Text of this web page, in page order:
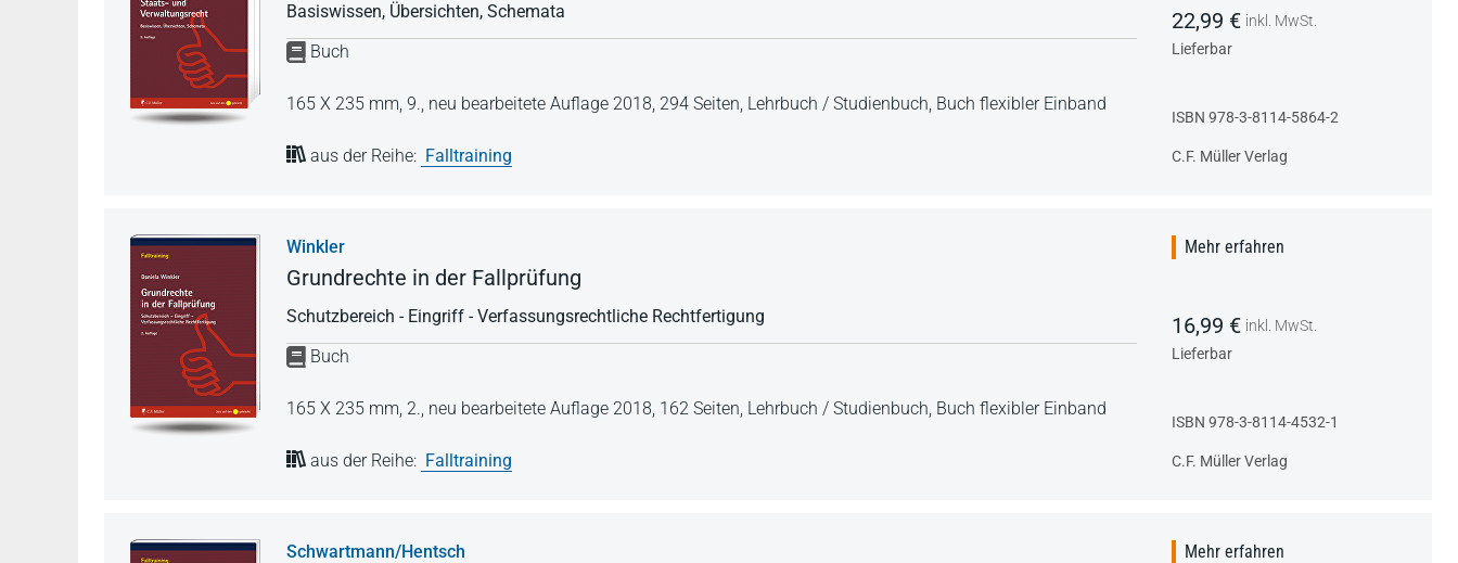
Basiswissen, Übersichten, Schemata
Buch
165 X 235 mm, 9., neu bearbeitete Auflage 2018, 294 Seiten, Lehrbuch / Studienbuch, Buch flexibler Einband
aus der Reihe: Falltraining
22,99 € inkl. MwSt.
Lieferbar
ISBN 978-3-8114-5864-2
C.F. Müller Verlag
Winkler
Grundrechte in der Fallprüfung
Schutzbereich - Eingriff - Verfassungsrechtliche Rechtfertigung
Buch
165 X 235 mm, 2., neu bearbeitete Auflage 2018, 162 Seiten, Lehrbuch / Studienbuch, Buch flexibler Einband
aus der Reihe: Falltraining
Mehr erfahren
16,99 € inkl. MwSt.
Lieferbar
ISBN 978-3-8114-4532-1
C.F. Müller Verlag
Schwartmann/Hentsch Mehr erfahren